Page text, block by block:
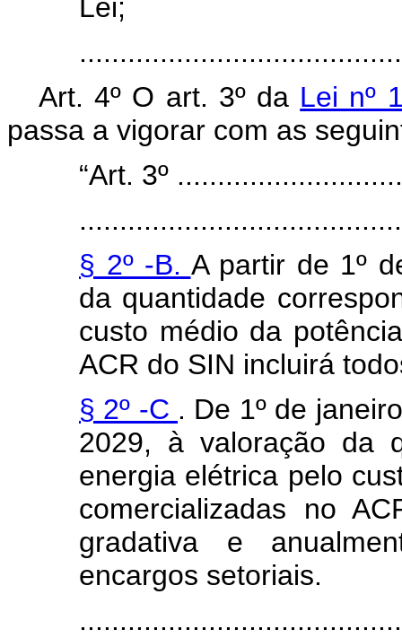
Lei;
Art. 4º O art. 3º da Lei nº
passa a vigorar com as
“Art. 3º
§ 2º -B. A partir de 1º
da quantidade
custo médio da
ACR do SIN incluirá
§ 2º -C . De 1º de
2029, à valoração da
energia elétrica pelo
comercializadas no
gradativa e
encargos setoriais.